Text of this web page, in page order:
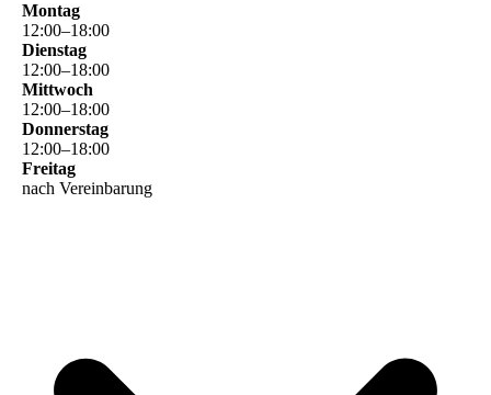
Montag
12:00–18:00
Dienstag
12:00–18:00
Mittwoch
12:00–18:00
Donnerstag
12:00–18:00
Freitag
nach Vereinbarung